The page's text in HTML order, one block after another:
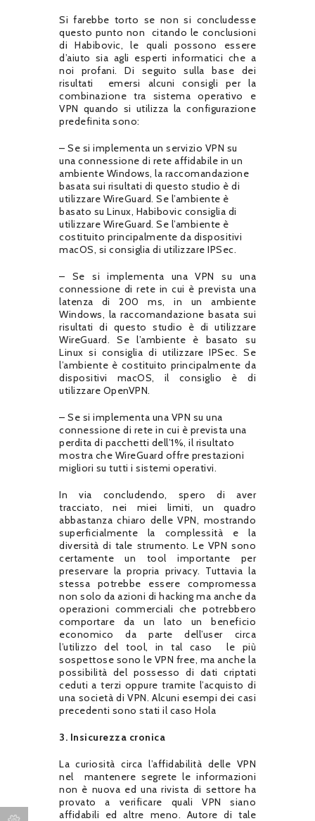
Si farebbe torto se non si concludesse
questo punto non
citando le conclusioni
di Habibovic, le quali possono essere
d’aiuto sia agli esperti informatici che a
noi profani. Di seguito sulla base dei
risultati
emersi alcuni consigli per la
combinazione tra sistema operativo e
VPN quando si utilizza la configurazione
predefinita sono:
– Se si implementa un servizio VPN su
una connessione di rete affidabile in un
ambiente Windows, la raccomandazione
basata sui risultati di questo studio è di
utilizzare WireGuard. Se l’ambiente è
basato su Linux, Habibovic consiglia di
utilizzare WireGuard. Se l’ambiente è
costituito principalmente da dispositivi
macOS, si consiglia di utilizzare IPSec.
– Se si implementa una VPN su una
connessione di rete in cui è prevista una
latenza di 200 ms, in un ambiente
Windows, la raccomandazione basata sui
risultati di questo studio è di utilizzare
WireGuard. Se l’ambiente è basato su
Linux si consiglia di utilizzare IPSec. Se
l’ambiente è costituito principalmente da
dispositivi macOS, il consiglio è di
utilizzare OpenVPN.
– Se si implementa una VPN su una
connessione di rete in cui è prevista una
perdita di pacchetti dell’1%, il risultato
mostra che WireGuard offre prestazioni
migliori su tutti i sistemi operativi.
In via concludendo, spero di aver
tracciato, nei miei limiti, un quadro
abbastanza chiaro delle VPN, mostrando
superficialmente la complessità e la
diversità di tale strumento. Le VPN sono
certamente un tool importante per
preservare la propria privacy. Tuttavia la
stessa potrebbe essere compromessa
non solo da azioni di hacking ma anche da
operazioni commerciali che potrebbero
comportare da un lato un beneficio
economico da parte dell’user circa
l’utilizzo del tool, in tal caso
le più
sospettose sono le VPN free, ma anche la
possibilità del possesso di dati criptati
ceduti a terzi oppure tramite l’acquisto di
una società di VPN. Alcuni esempi dei casi
precedenti sono stati il caso Hola
3. Insicurezza cronica
La curiosità circa l’affidabilità delle VPN
nel
mantenere segrete le informazioni
non è nuova ed una rivista di settore ha
provato a verificare quali VPN siano
affidabili ed altre meno. Autore di tale